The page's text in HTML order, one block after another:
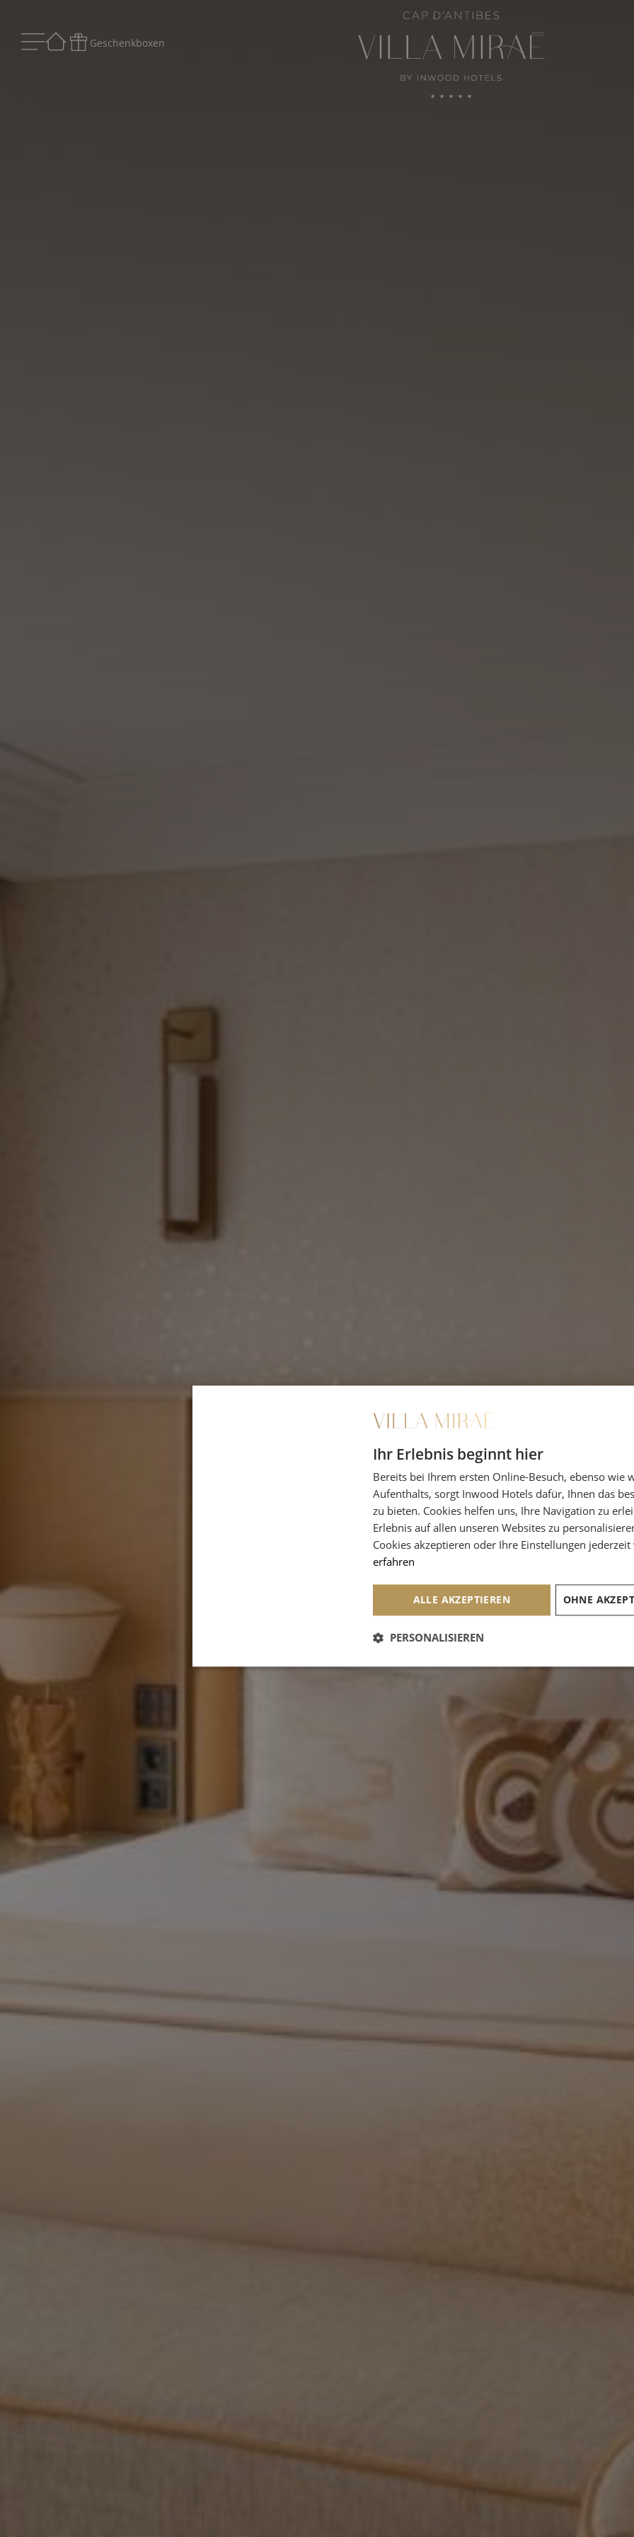
Geschenkboxen
Ihr Erlebnis beginnt hier
Bereits bei Ihrem ersten Online-Besuch, ebenso wie
Aufenthalts, sorgt Inwood Hotels dafür, Ihnen das
zu bieten. Cookies helfen uns, Ihre Navigation zu
Erlebnis auf allen unseren Websites zu
Cookies akzeptieren oder Ihre Einstellungen
erfahren
ALLE AKZEPTIEREN
PERSONALISIEREN